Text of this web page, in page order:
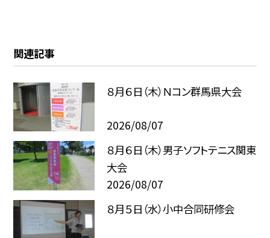
関連記事
８月６日（木）Ｎコン群馬県大会
2026/08/07
８月６日（木）男子ソフトテニス関東
大会
2026/08/07
８月５日（水）小中合同研修会